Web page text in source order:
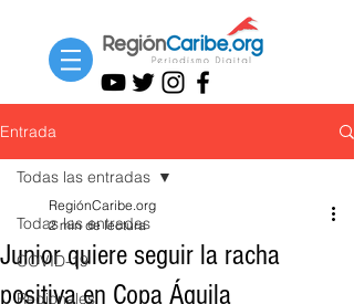
Entrada
Todas las entradas
COVID-19
Regionales
Todas las entradas
Junior quiere seguir la racha
positiva en Copa Águila
RegiónCaribe.org
2 min de lectura